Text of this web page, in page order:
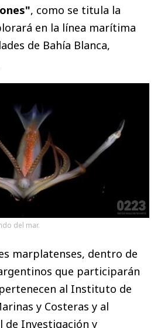
, como se titula la
en la línea marítima
de Bahía Blanca,
del mar.
marplatenses, dentro de
que participarán
al Instituto de
y Costeras y al
Investigación y